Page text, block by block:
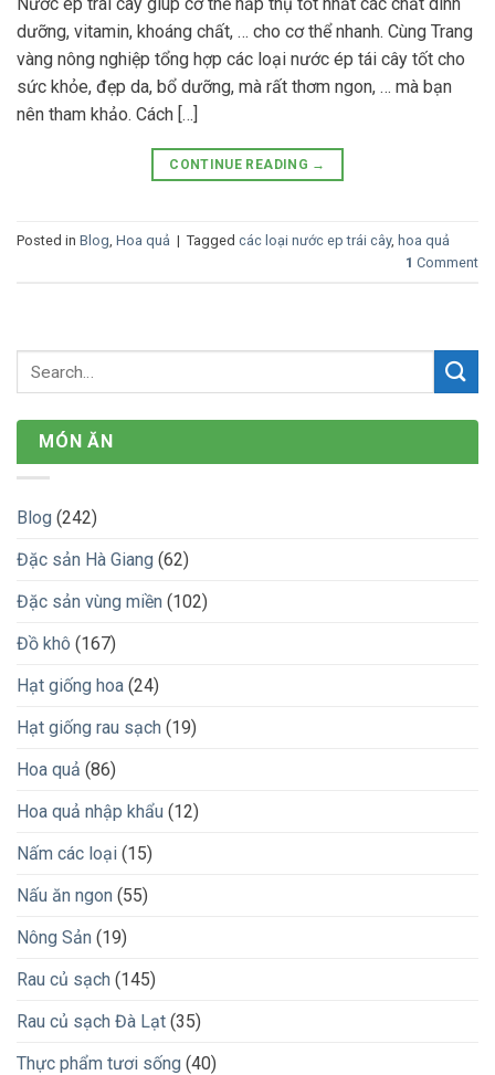
dưỡng, vitamin, khoáng chất, … cho cơ thể nhanh. Cùng Trang
vàng nông nghiệp tổng hợp các loại nước ép tái cây tốt cho
sức khỏe, đẹp da, bổ dưỡng, mà rất thơm ngon, … mà bạn
nên tham khảo. Cách […]
CONTINUE READING →
Posted in Blog Hoa quả | Tagged các loại nước ep trái cây, hoa quả
1 Comment
MÓN ĂN
Blog (242)
Đặc sản Hà Giang (62)
Đặc sản vùng miền (102)
Đồ khô (167)
Hạt giống hoa (24)
Hạt giống rau sạch (19)
Hoa quả (86)
Hoa quả nhập khẩu (12)
Nấm các loại (15)
Nấu ăn ngon (55)
Nông Sản (19)
Rau củ sạch (145)
Rau củ sạch Đà Lạt (35)
Thực phẩm tươi sống (40)